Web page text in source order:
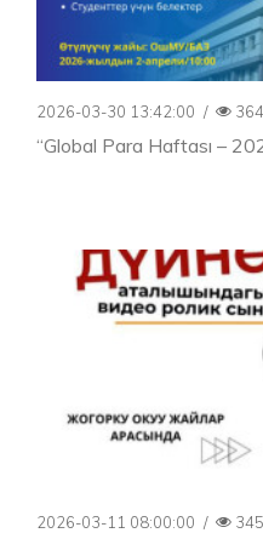
2026-03-30 13:42:00 /
“Global Para Haftası –
2026-03-11 08:00:00 /